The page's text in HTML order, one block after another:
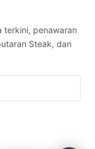
terkini, penawaran
Steak, dan